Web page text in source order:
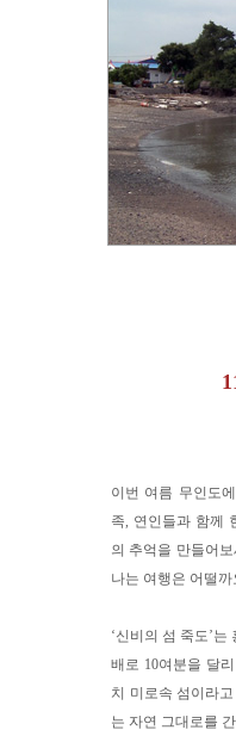
이번 여름 무인도
족, 연인들과 함께
의 추억을 만들어
나는 여행은 어떨까
‘신비의 섬 죽도’
배로 10여분을 달
치 미로속 섬이라
는 자연 그대로를